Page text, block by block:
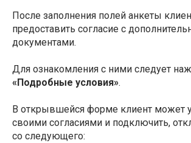
После заполнения полей анкеты
предоставить согласие с
документами.
Для ознакомления с ними следует
«Подробные условия».
В открывшейся форме клиент может
своими согласиями и подключить,
со следующего: